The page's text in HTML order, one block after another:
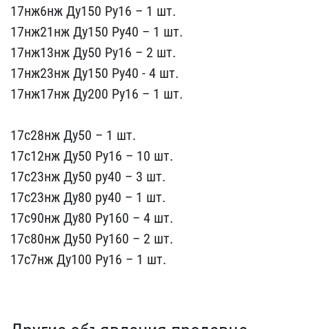
17нж6​нж Ду150 Ру16 – 1 шт.
17​нж21нж Ду150 Ру40 – 1 шт​.
17нж13нж Ду50 Ру16 – 2​ шт.
17нж23нж Ду150 Ру40​ - 4 шт.
17нж17нж Ду200 ​Ру16 – 1 шт.
17с28нж Ду​50 – 1 шт.
17с12нж Ду50 ​Ру16 – 10 шт.
17с23нж Ду​50 ру40 – 3 шт.
17с23нж ​Ду80 ру40 – 1 шт.
17с90н​ж Ду80 Ру160 – 4 шт.
17с​80нж Ду50 Ру160 – 2 шт.
​17с7нж Ду100 Ру16 – 1 шт​.